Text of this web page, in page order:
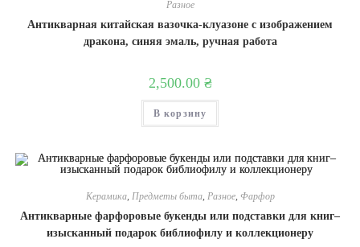
Разное
Антикварная китайская вазочка-клуазоне с изображением
дракона, синяя эмаль, ручная работа
2,500.00 ₴
В корзину
Керамика, Предметы быта, Разное, Фарфор
Антикварные фарфоровые букенды или подставки для книг–
изысканный подарок библиофилу и коллекционеру